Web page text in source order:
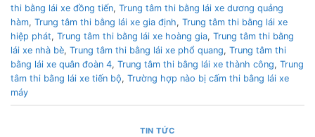
thi bằng lái xe đồng tiến, Trung tâm thi bằng lái xe dương quảng
hàm, Trung tâm thi bằng lái xe gia định, Trung tâm thi bằng lái xe
hiệp phát, Trung tâm thi bằng lái xe hoàng gia, Trung tâm thi bằng
lái xe nhà bè, Trung tâm thi bằng lái xe phổ quang, Trung tâm thi
bằng lái xe quân đoàn 4, Trung tâm thi bằng lái xe thành công, Trung
tâm thi bằng lái xe tiến bộ, Trường hợp nào bị cấm thi bằng lái xe
máy
TIN TỨC